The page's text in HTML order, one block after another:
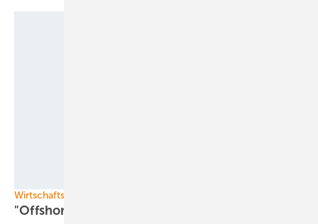
Wirtschaftssenator Günthner:
"Offshore für Bremen zentrales